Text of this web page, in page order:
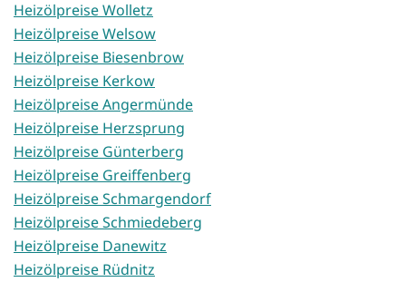
Heizölpreise Wolletz
Heizölpreise Welsow
Heizölpreise Biesenbrow
Heizölpreise Kerkow
Heizölpreise Angermünde
Heizölpreise Herzsprung
Heizölpreise Günterberg
Heizölpreise Greiffenberg
Heizölpreise Schmargendorf
Heizölpreise Schmiedeberg
Heizölpreise Danewitz
Heizölpreise Rüdnitz